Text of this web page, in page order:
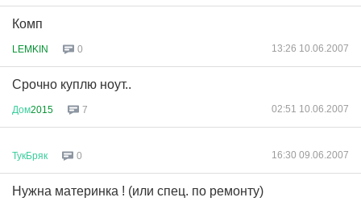
Комп
LEMKIN 0 13:26 10.06.2007
Срочно куплю ноут..
Дом2015 7 02:51 10.06.2007
ТукБряк 0 16:30 09.06.2007
Нужна материнка ! (или спец. по ремонту)